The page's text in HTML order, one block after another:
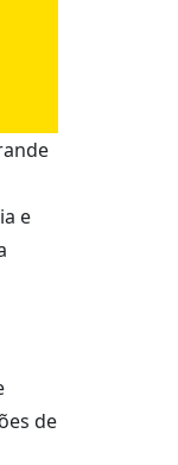
e
de